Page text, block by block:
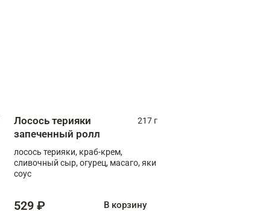
Лосось терияки
запеченный ролл
217 г
лосось терияки, краб-крем,
сливочный сыр, огурец, масаго, яки
соус
529 ₽ В корзину